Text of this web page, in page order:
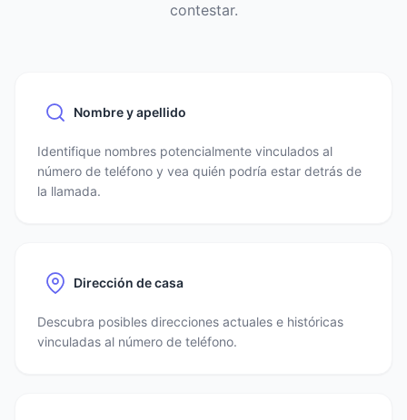
contestar.
Nombre y apellido
Identifique nombres potencialmente vinculados al
número de teléfono y vea quién podría estar detrás de
la llamada.
Dirección de casa
Descubra posibles direcciones actuales e históricas
vinculadas al número de teléfono.